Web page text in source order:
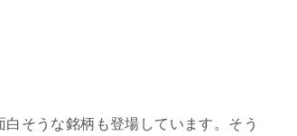
そうな銘柄も登場しています。そう